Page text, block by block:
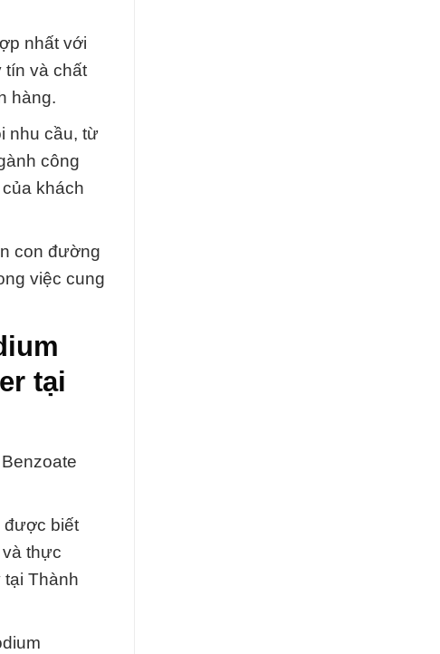
nhất với
tín và chất
hàng.
nhu cầu, từ
công
khách
con đường
việc cung
tại
được biết
thực
Thành